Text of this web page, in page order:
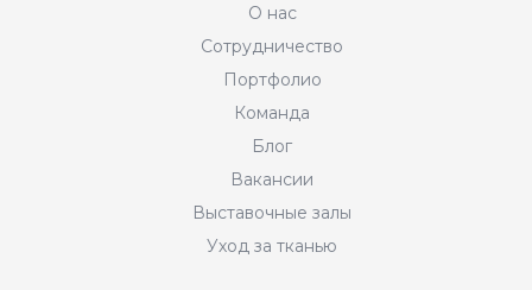
О нас
Сотрудничество
Портфолио
Команда
Блог
Вакансии
Выставочные залы
Уход за тканью